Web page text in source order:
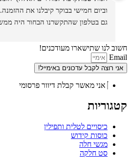
וביום חמישי בבוקר קיבלנו את ההזמנה.
חשוב לנו שתישארו מעודכנים!
Email
אני רוצה לקבל עדכונים באימייל!
אני מאשר קבלת דיוור פרסומי
קטגוריות
כיסויים לטלית ותפילין
כוסות קידוש
מגשי חלה
סט חלקה